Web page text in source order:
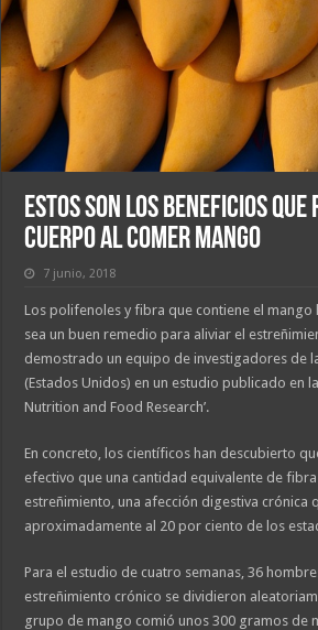
Estos son los beneficios
cuerpo al comer mango
7 junio, 2018
Los polifenoles y fibra que contiene el mango
sea un buen remedio para aliviar el
demostrado un equipo de investigadores de
(Estados Unidos) en un estudio publicado en
Nutrition and Food Research’.
En concreto, los científicos han descubierto
efectivo que una cantidad equivalente de
estreñimiento, una afección digestiva crónica
aproximadamente al 20 por ciento de los
Para el estudio de cuatro semanas, 36
estreñimiento crónico se dividieron
grupo de mango comió unos 300 gramos de